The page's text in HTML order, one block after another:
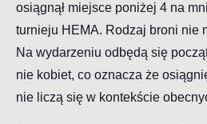
osiągnął miejsce poniżej 4 na
turnieju HEMA. Rodzaj broni nie
Na wydarzeniu odbędą się
nie kobiet, co oznacza że
nie liczą się w kontekście